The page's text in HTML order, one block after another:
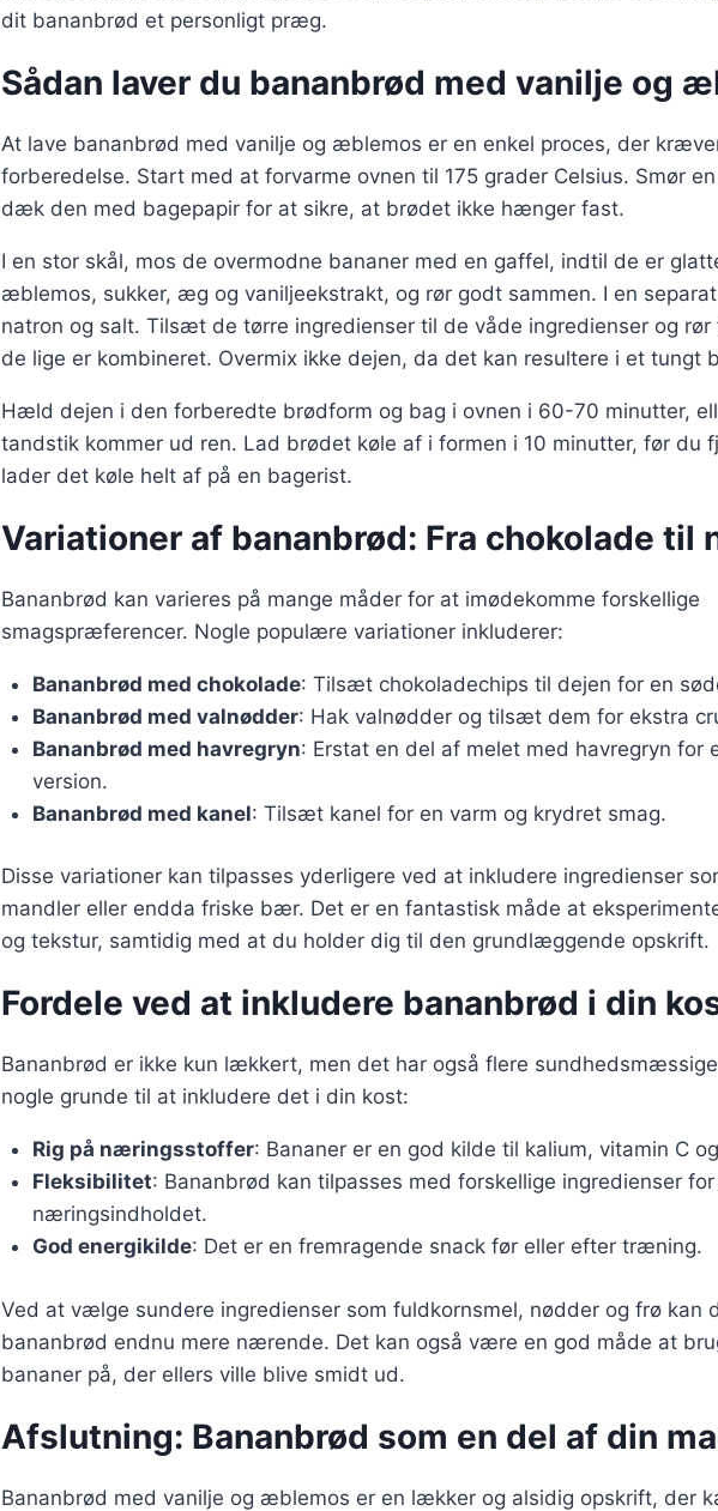
dit bananbrød et personligt præg.
Sådan laver du bananbrød med vanilje og
At lave bananbrød med vanilje og æblemos er en enkel proces, der
forberedelse. Start med at forvarme ovnen til 175 grader Celsius. Smør
dæk den med bagepapir for at sikre, at brødet ikke hænger fast.
I en stor skål, mos de overmodne bananer med en gaffel, indtil de er
æblemos, sukker, æg og vaniljeekstrakt, og rør godt sammen. I en
natron og salt. Tilsæt de tørre ingredienser til de våde ingredienser og
de lige er kombineret. Overmix ikke dejen, da det kan resultere i et tungt
Hæld dejen i den forberedte brødform og bag i ovnen i 60-70 minutter,
tandstik kommer ud ren. Lad brødet køle af i formen i 10 minutter, før du
lader det køle helt af på en bagerist.
Variationer af bananbrød: Fra chokolade til
Bananbrød kan varieres på mange måder for at imødekomme forskellige
smagspræferencer. Nogle populære variationer inkluderer:
Bananbrød med chokolade: Tilsæt chokoladechips til dejen for en
Bananbrød med valnødder: Hak valnødder og tilsæt dem for ekstra
Bananbrød med havregryn: Erstat en del af melet med havregryn for
version.
Bananbrød med kanel: Tilsæt kanel for en varm og krydret smag.
Disse variationer kan tilpasses yderligere ved at inkludere ingredienser
mandler eller endda friske bær. Det er en fantastisk måde at
og tekstur, samtidig med at du holder dig til den grundlæggende opskrift.
Fordele ved at inkludere bananbrød i din
Bananbrød er ikke kun lækkert, men det har også flere
nogle grunde til at inkludere det i din kost:
Rig på næringsstoffer: Bananer er en god kilde til kalium, vitamin C
Fleksibilitet: Bananbrød kan tilpasses med forskellige ingredienser
næringsindholdet.
God energikilde: Det er en fremragende snack før eller efter træning.
Ved at vælge sundere ingredienser som fuldkornsmel, nødder og frø kan
bananbrød endnu mere nærende. Det kan også være en god måde at
bananer på, der ellers ville blive smidt ud.
Afslutning: Bananbrød som en del af din
Bananbrød med vanilje og æblemos er en lækker og alsidig opskrift, der